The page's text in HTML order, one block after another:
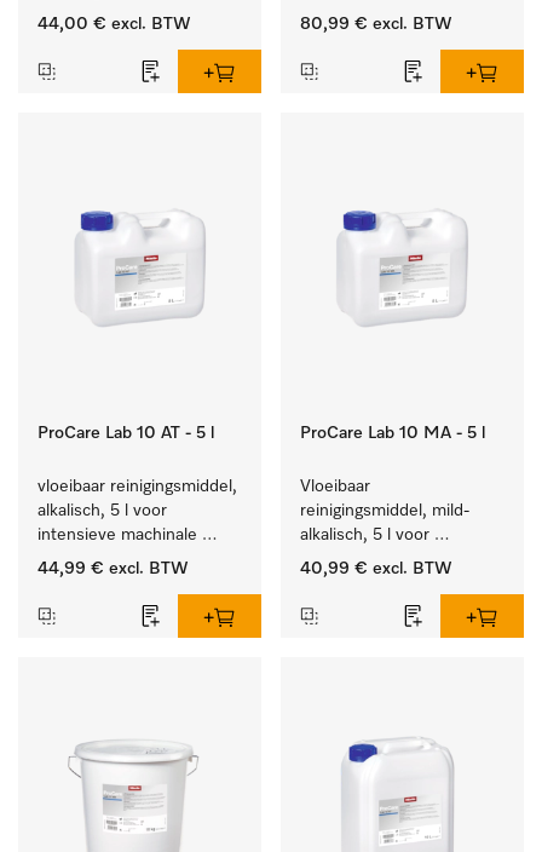
ideaal voor glazen.
44,00 € excl. BTW
materiaalbesparende,
laboratoriumglasw. en -
80,99 € excl. BTW
ProCare Lab 10 AT - 5 l
vloeibaar reinigingsmiddel,
alkalisch, 5 l voor
intensieve machinale
reiniging van
gerei.
44,99 € excl. BTW
ProCare Lab 10 MA - 5 l
Vloeibaar
reinigingsmiddel, mild-
alkalisch, 5 l voor
materiaalbesparende,
laboratoriumglasw. en -
40,99 € excl. BTW